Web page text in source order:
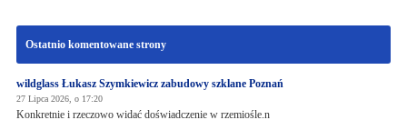
Ostatnio komentowane strony
wildglass Łukasz Szymkiewicz zabudowy szklane Poznań
27 Lipca 2026, o 17:20
Konkretnie i rzeczowo widać doświadczenie w rzemiośle.n